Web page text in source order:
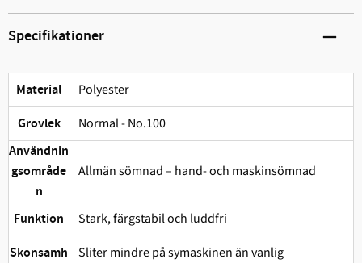
Specifikationer
Material Polyester
Grovlek Normal - No.100
Användnin
gsområde
n
Allmän sömnad – hand- och maskinsömnad
Funktion Stark, färgstabil och ludd­fri
Skonsamh
Sliter mindre på symaskinen än vanlig